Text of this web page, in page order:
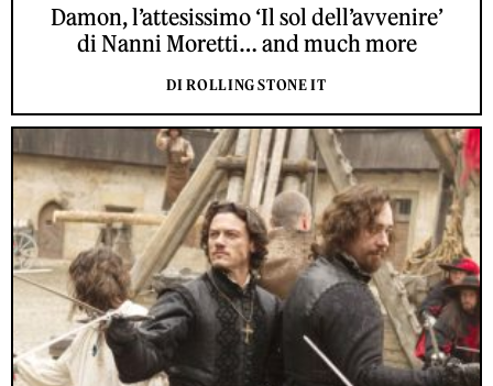
Damon, l’attesissimo ‘Il sol dell’avvenire’
di Nanni Moretti… and much more
DI ROLLING STONE IT